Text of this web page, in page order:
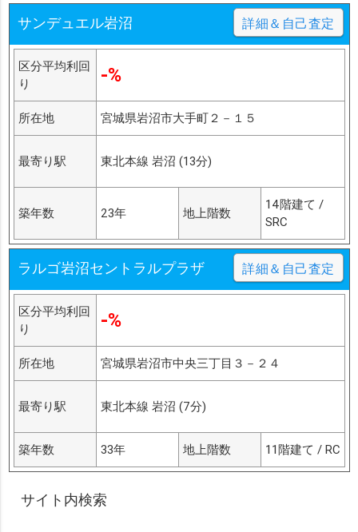
サンデュエル岩沼 詳細＆自己査定
区分平均利回
り
-%
所在地 宮城県岩沼市大手町２－１５
最寄り駅 東北本線 岩沼 (13分)
築年数 23年 地上階数
14階建て /
SRC
ラルゴ岩沼セントラルプラザ 詳細＆自己査定
区分平均利回
り
-%
所在地 宮城県岩沼市中央三丁目３－２４
最寄り駅 東北本線 岩沼 (7分)
築年数 33年 地上階数 11階建て / RC
サイト内検索